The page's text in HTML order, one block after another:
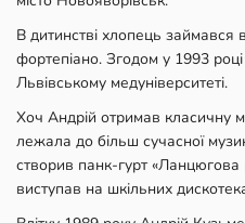
В дитинстві хлопець займався
фортепіано. Згодом у 1993
Львівському медуніверситеті.
Хоч Андрій отримав класичну
лежала до більш сучасної
створив панк-гурт «Ланцюгова
виступав на шкільних